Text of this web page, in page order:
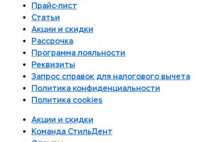
Прайс-лист
Статьи
Акции и скидки
Рассрочка
Программа лояльности
Реквизиты
Запрос справок для налогового вычета
Политика конфиденциальности
Политика cookies
Акции и скидки
Команда СтильДент